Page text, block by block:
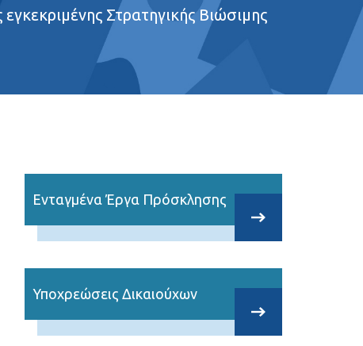
Στρατηγικής Βιώσιμης
Ενταγμένα Έργα Πρόσκλησης
Υποχρεώσεις Δικαιούχων